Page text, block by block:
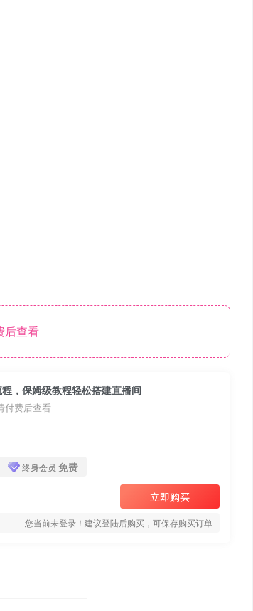
后查看
，保姆级教程轻松搭建直播间
付费后查看
终身会员 免费
立即购买
您当前未登录！建议登陆后购买，可保存购买订单